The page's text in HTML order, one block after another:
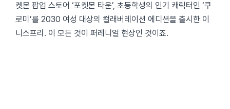
켓몬 팝업 스토어 ‘포켓몬 타운’, 초등학생의 인기 캐릭터인 ‘쿠
로미’를 2030 여성 대상의 컬래버레이션 에디션을 출시한 이
니스프리. 이 모든 것이 퍼레니얼 현상인 것이죠.